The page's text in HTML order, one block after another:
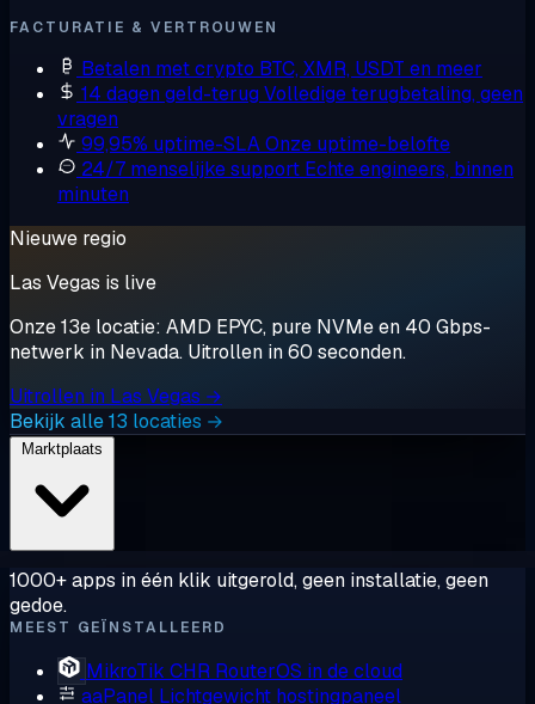
FACTURATIE & VERTROUWEN
Betalen met crypto BTC, XMR, USDT en meer
14 dagen geld-terug Volledige terugbetaling, geen
vragen
99,95% uptime-SLAOnze uptime-belofte
24/7 menselijke support Echte engineers, binnen
minuten
Nieuwe regio
Las Vegas is live
Onze 13e locatie: AMD EPYC, pure NVMe en 40 Gbps-
netwerk in Nevada. Uitrollen in 60 seconden.
Uitrollen in Las Vegas →
Bekijk alle 13 locaties →
1000+ apps in één klik uitgerold, geen installatie, geen
gedoe.
MEEST GEÏNSTALLEERD
MikroTik CHR RouterOS in de cloud
aaPanel Lichtgewicht hostingpaneel